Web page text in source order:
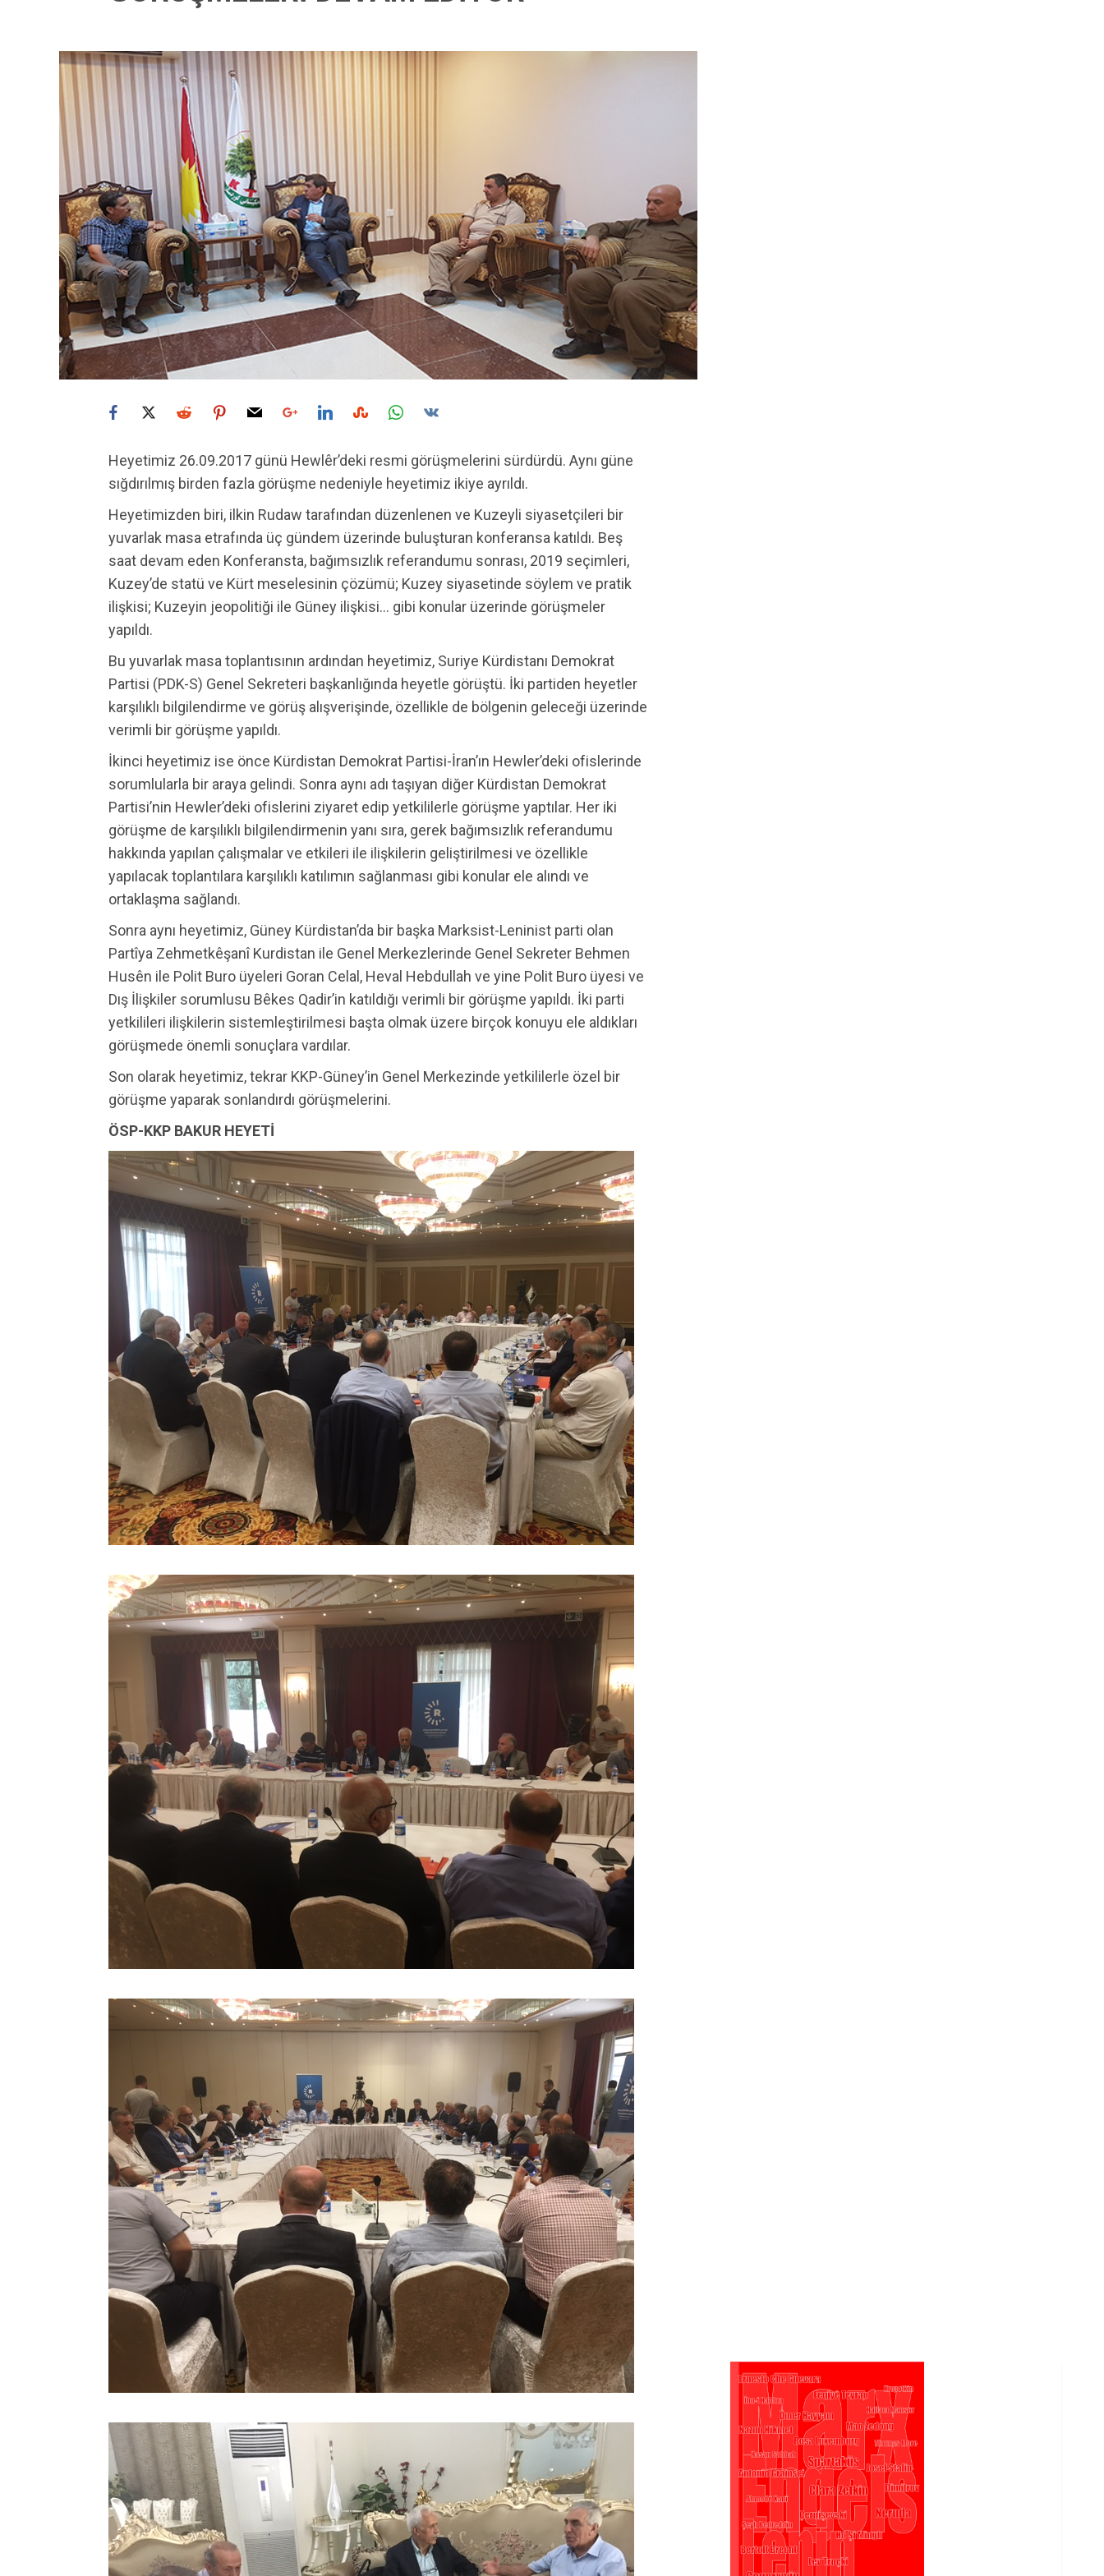
Heyetimiz 26.09.2017 günü Hewlêr’deki resmi görüşmelerini sürdürdü. Aynı güne
sığdırılmış birden fazla görüşme nedeniyle heyetimiz ikiye ayrıldı.
Heyetimizden biri, ilkin Rudaw tarafından düzenlenen ve Kuzeyli siyasetçileri bir
yuvarlak masa etrafında üç gündem üzerinde buluşturan konferansa katıldı. Beş
saat devam eden Konferansta, bağımsızlık referandumu sonrası, 2019 seçimleri,
Kuzey’de statü ve Kürt meselesinin çözümü; Kuzey siyasetinde söylem ve pratik
ilişkisi; Kuzeyin jeopolitiği ile Güney ilişkisi… gibi konular üzerinde görüşmeler
yapıldı.
Bu yuvarlak masa toplantısının ardından heyetimiz, Suriye Kürdistanı Demokrat
Partisi (PDK-S) Genel Sekreteri başkanlığında heyetle görüştü. İki partiden heyetler
karşılıklı bilgilendirme ve görüş alışverişinde, özellikle de bölgenin geleceği üzerinde
verimli bir görüşme yapıldı.
İkinci heyetimiz ise önce Kürdistan Demokrat Partisi-İran’ın Hewler’deki ofislerinde
sorumlularla bir araya gelindi. Sonra aynı adı taşıyan diğer Kürdistan Demokrat
Partisi’nin Hewler’deki ofislerini ziyaret edip yetkililerle görüşme yaptılar. Her iki
görüşme de karşılıklı bilgilendirmenin yanı sıra, gerek bağımsızlık referandumu
hakkında yapılan çalışmalar ve etkileri ile ilişkilerin geliştirilmesi ve özellikle
yapılacak toplantılara karşılıklı katılımın sağlanması gibi konular ele alındı ve
ortaklaşma sağlandı.
Sonra aynı heyetimiz, Güney Kürdistan’da bir başka Marksist-Leninist parti olan
Partîya Zehmetkêşanî Kurdistan ile Genel Merkezlerinde Genel Sekreter Behmen
Husên ile Polit Buro üyeleri Goran Celal, Heval Hebdullah ve yine Polit Buro üyesi ve
Dış İlişkiler sorumlusu Bêkes Qadir’in katıldığı verimli bir görüşme yapıldı. İki parti
yetkilileri ilişkilerin sistemleştirilmesi başta olmak üzere birçok konuyu ele aldıkları
görüşmede önemli sonuçlara vardılar.
Son olarak heyetimiz, tekrar KKP-Güney’in Genel Merkezinde yetkililerle özel bir
görüşme yaparak sonlandırdı görüşmelerini.
ÖSP-KKP BAKUR HEYETİ